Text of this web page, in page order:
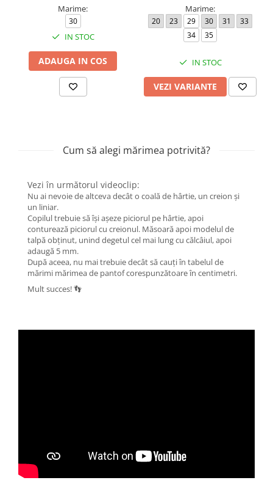
Marime:
30
IN STOC
ADAUGA IN COS
Marime:
20 23 29 30 31
33
34
35
IN STOC
VEZI VARIANTE
Cum să alegi mărimea potrivită?
Vezi în următorul videoclip:
Nu ai nevoie de altceva decât o coală de hârtie, un creion și
un liniar.
Copilul trebuie să își așeze piciorul pe hârtie, apoi
conturează piciorul cu creionul. Măsoară apoi modelul de
talpă obținut, unind degetul cel mai lung cu călcâiul, apoi
adaugă 5 mm.
După aceea, nu mai trebuie decât să cauți în tabelul de
mărimi mărimea de pantof corespunzătoare în centimetri.
Mult succes! 👣